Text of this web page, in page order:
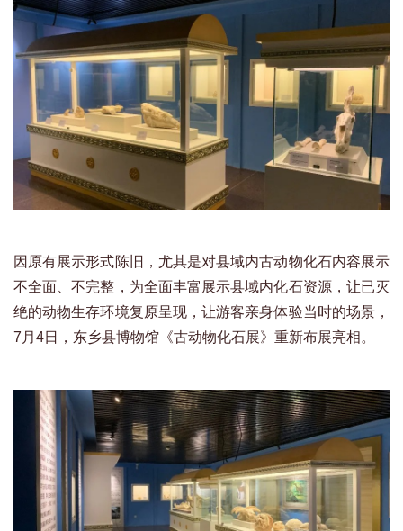
因原有展示形式陈旧，尤其是对县域内古动物化石内容展示
不全面、不完整，为全面丰富展示县域内化石资源，让已灭
绝的动物生存环境复原呈现，让游客亲身体验当时的场景，
7月4日，东乡县博物馆《古动物化石展》重新布展亮相。